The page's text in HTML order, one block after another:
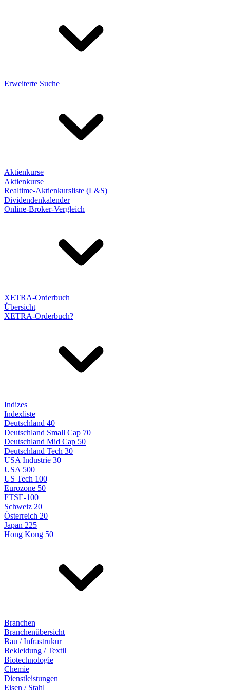
Erweiterte Suche
Aktienkurse
Aktienkurse
Realtime-Aktienkursliste (L&S)
Dividendenkalender
Online-Broker-Vergleich
XETRA-Orderbuch
Übersicht
XETRA-Orderbuch?
Indizes
Indexliste
Deutschland 40
Deutschland Small Cap 70
Deutschland Mid Cap 50
Deutschland Tech 30
USA Industrie 30
USA 500
US Tech 100
Eurozone 50
FTSE-100
Schweiz 20
Österreich 20
Japan 225
Hong Kong 50
Branchen
Branchenübersicht
Bau / Infrastrukur
Bekleidung / Textil
Biotechnologie
Chemie
Dienstleistungen
Eisen / Stahl